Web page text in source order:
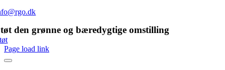
den grønne og bæredygtige omstilling
Page load link